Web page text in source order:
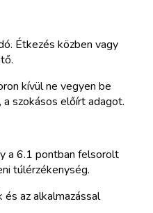
Étkezés közben vagy
kívül ne vegyen be
szokásos előírt adagot.
a 6.1 pontban felsorolt
túlérzékenység.
az alkalmazással